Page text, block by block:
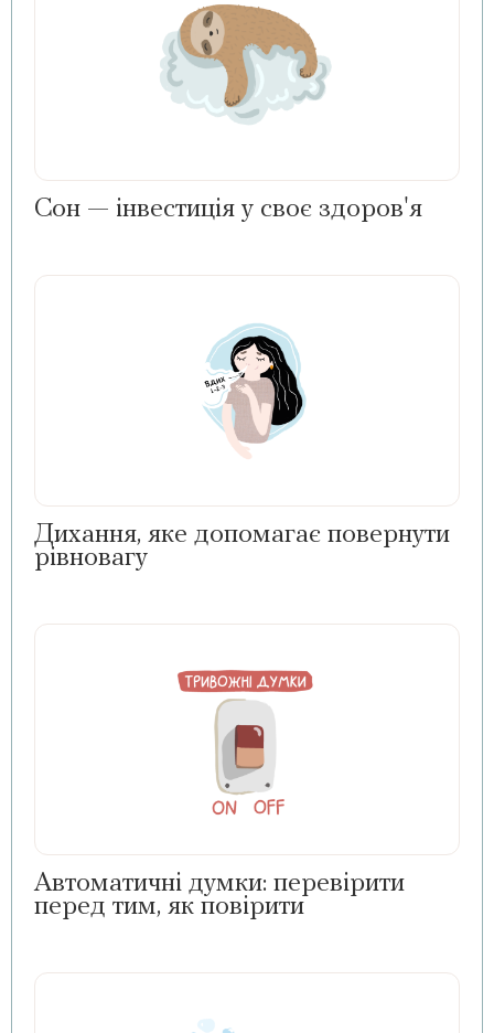
Сон — інвестиція у своє здоров'я
Дихання, яке допомагає повернути
рівновагу
Автоматичні думки: перевірити
перед тим, як повірити